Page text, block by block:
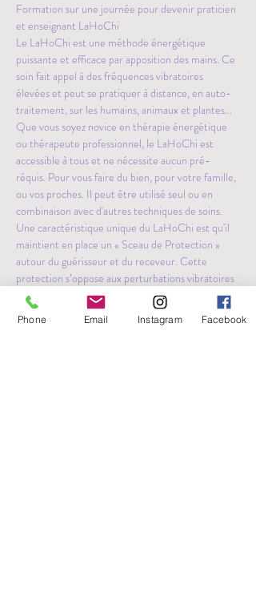
Formation sur une journée pour devenir praticien
et enseignant LaHoChi
Le LaHoChi est une méthode énergétique
puissante et efficace par apposition des mains. Ce
soin fait appel à des fréquences vibratoires
élevées et peut se pratiquer à distance, en auto-
traitement, sur les humains, animaux et plantes...
Que vous soyez novice en thérapie énergétique
ou thérapeute professionnel, le LaHoChi est
accessible à tous et ne nécessite aucun pré-
réquis. Pour vous faire du bien, pour votre famille,
ou vos proches. Il peut être utilisé seul ou en
combinaison avec d'autres techniques de soins.
Une caractéristique unique du LaHoChi est qu'il
maintient en place un « Sceau de Protection »
autour du guérisseur et du receveur. Cette
protection s’oppose aux perturbations vibratoires
et protège le guérisseur des énergies négatives
libérées durant la guérison. Comme avec les
autres méthodes de guérisons vibratoires, tant le
Phone Email Instagram Facebook